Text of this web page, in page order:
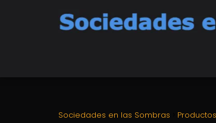
Sociedades en las Sombras